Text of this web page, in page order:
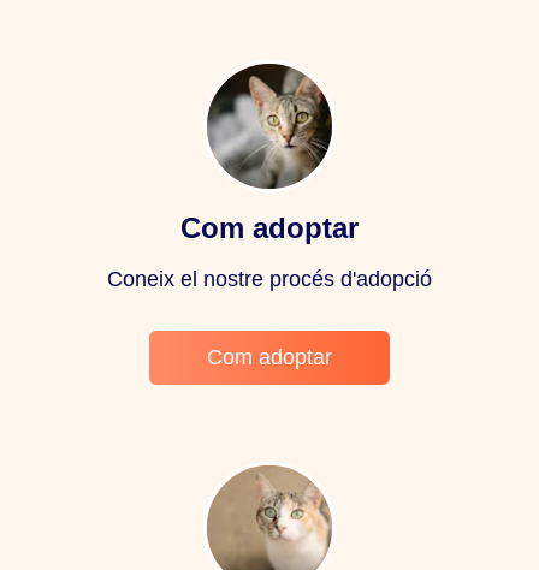
Com adoptar
Coneix el nostre procés d'adopció
Com adoptar